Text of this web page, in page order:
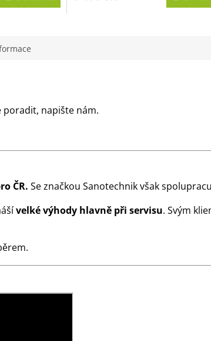
napište nám.
ČR. Se značkou Sanotechnik však
velké výhody hlavně při servisu. Svým